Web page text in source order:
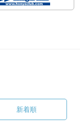
新着順